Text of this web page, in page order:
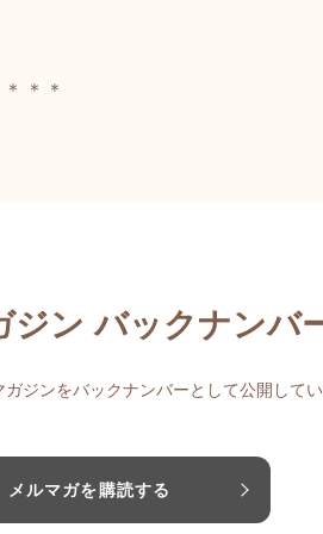
＊＊
ジン バックナンバ
ジンをバックナンバーとして公開してい
メルマガを購読する